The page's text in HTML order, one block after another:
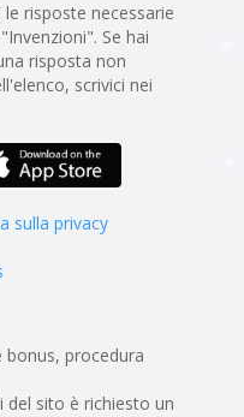
risposte necessarie
Se hai
risposta non
scrivici nei
sulla privacy
procedura
del sito è richiesto un